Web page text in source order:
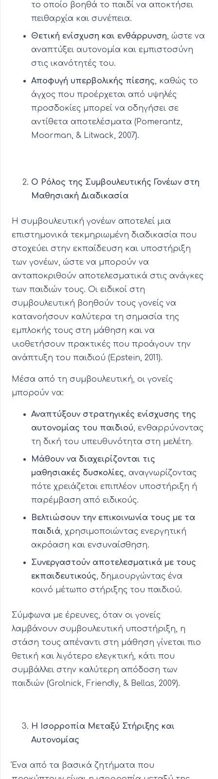
το οποίο βοηθά το παιδί να αποκτήσει
πειθαρχία και συνέπεια.
Θετική ενίσχυση και ενθάρρυνση, ώστε να
αναπτύξει αυτονομία και εμπιστοσύνη
στις ικανότητές του.
Αποφυγή υπερβολικής πίεσης, καθώς το
άγχος που προέρχεται από υψηλές
προσδοκίες μπορεί να οδηγήσει σε
αντίθετα αποτελέσματα (Pomerantz,
Moorman, & Litwack, 2007).
Ο Ρόλος της Συμβουλευτικής Γονέων στη
Μαθησιακή Διαδικασία
Η συμβουλευτική γονέων αποτελεί μια
επιστημονικά τεκμηριωμένη διαδικασία που
στοχεύει στην εκπαίδευση και υποστήριξη
των γονέων, ώστε να μπορούν να
ανταποκριθούν αποτελεσματικά στις ανάγκες
των παιδιών τους. Οι ειδικοί στη
συμβουλευτική βοηθούν τους γονείς να
κατανοήσουν καλύτερα τη σημασία της
εμπλοκής τους στη μάθηση και να
υιοθετήσουν πρακτικές που προάγουν την
ανάπτυξη του παιδιού (Epstein, 2011).
Μέσα από τη συμβουλευτική, οι γονείς
μπορούν να:
Αναπτύξουν στρατηγικές ενίσχυσης της
αυτονομίας του παιδιού, ενθαρρύνοντας
τη δική του υπευθυνότητα στη μελέτη.
Μάθουν να διαχειρίζονται τις
μαθησιακές δυσκολίες, αναγνωρίζοντας
πότε χρειάζεται επιπλέον υποστήριξη ή
παρέμβαση από ειδικούς.
Βελτιώσουν την επικοινωνία τους με τα
παιδιά, χρησιμοποιώντας ενεργητική
ακρόαση και ενσυναίσθηση.
Συνεργαστούν αποτελεσματικά με τους
εκπαιδευτικούς, δημιουργώντας ένα
κοινό μέτωπο στήριξης του παιδιού.
Σύμφωνα με έρευνες, όταν οι γονείς
λαμβάνουν συμβουλευτική υποστήριξη, η
στάση τους απέναντι στη μάθηση γίνεται πιο
θετική και λιγότερο ελεγκτική, κάτι που
συμβάλλει στην καλύτερη απόδοση των
παιδιών (Grolnick, Friendly, & Bellas, 2009).
Η Ισορροπία Μεταξύ Στήριξης και
Αυτονομίας
Ένα από τα βασικά ζητήματα που